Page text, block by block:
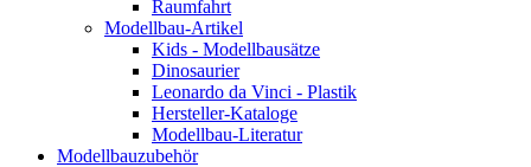
Raumfahrt
Modellbau-Artikel
Kids - Modellbausätze
Dinosaurier
Leonardo da Vinci - Plastik
Hersteller-Kataloge
Modellbau-Literatur
Modellbauzubehör